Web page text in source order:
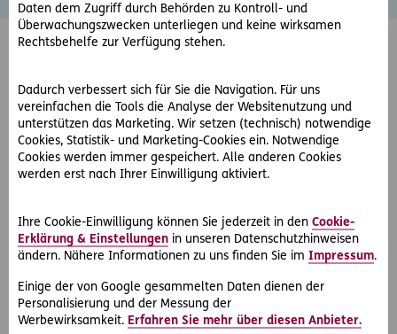
Daten dem Zugriff durch Behörden zu Kontroll- und
Überwachungszwecken unterliegen und keine wirksamen
Rechtsbehelfe zur Verfügung stehen.
Dadurch verbessert sich für Sie die Navigation. Für uns
vereinfachen die Tools die Analyse der Websitenutzung und
unterstützen das Marketing. Wir setzen (technisch) notwendige
Cookies, Statistik- und Marketing-Cookies ein. Notwendige
Cookies werden immer gespeichert. Alle anderen Cookies
werden erst nach Ihrer Einwilligung aktiviert.
Ihre Cookie-Einwilligung können Sie jederzeit in den Cookie-
Erklärung & Einstellungen in unseren Datenschutzhinweisen
ändern. Nähere Informationen zu uns finden Sie im Impressum.
Einige der von Google gesammelten Daten dienen der
Personalisierung und der Messung der
Werbewirksamkeit. Erfahren Sie mehr über diesen Anbieter.
Was bietet Recht2Go?
Beantwortung Ihrer rechtlichen Frage - Die D.A.S.-
Auskunft in allen österreichischen Rechtsmaterien
außer Steuer-, Zoll- und sonstiges Abgaberecht.
​Außergerichtliche Lösungen - In geeigneten Fällen
unterstützen wir Sie bei einer außergerichtlichen